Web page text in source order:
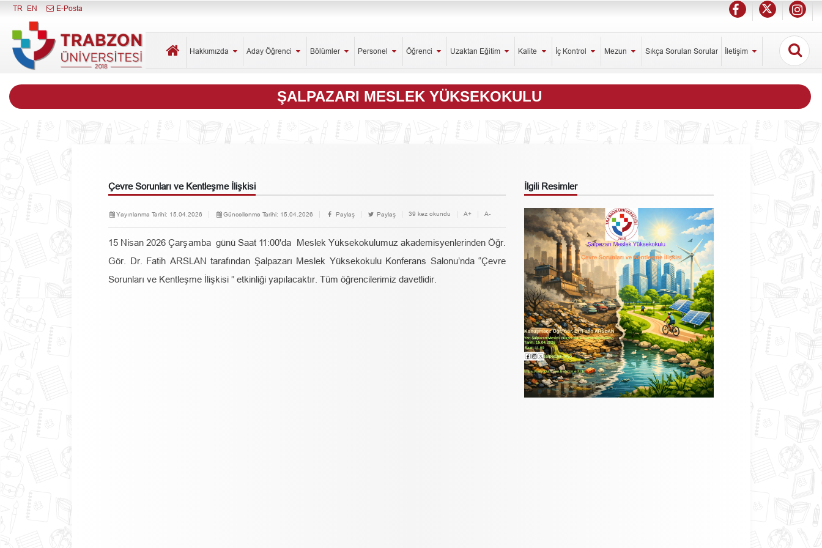
Menüyü Kapat
TR EN E-Posta
Hakkımızda Aday Öğrenci Bölümler Personel Öğrenci Uzaktan Eğitim Kalite İç Kontrol Mezun Sıkça Sorulan Sorular İletişim
ŞALPAZARI MESLEK YÜKSEKOKULU
Çevre Sorunları ve Kentleşme İlişkisi
Yayınlanma Tarihi: 15.04.2026 Güncellenme Tarihi: 15.04.2026 Paylaş Paylaş 39 kez okundu A+ A-
15 Nisan 2026 Çarşamba günü Saat 11:00'da Meslek Yüksekokulumuz akademisyenlerinden Öğr.
Gör. Dr. Fatih ARSLAN tarafından Şalpazarı Meslek Yüksekokulu Konferans Salonu’nda “Çevre
Sorunları ve Kentleşme İlişkisi ” etkinliği yapılacaktır. Tüm öğrencilerimiz davetlidir.
İlgili Resimler